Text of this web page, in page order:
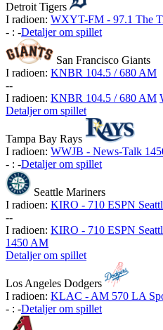
Detroit Tigers
I radioen: WXYT-FM - 97.1 The
- : -Detaljer om spillet
San Francisco Giants
I radioen: KNBR 104.5 / 680 AM
--
I radioen: KNBR 104.5 / 680 AM
Detaljer om spillet
Tampa Bay Rays
I radioen: WWJB - News-Talk
- : -Detaljer om spillet
Seattle Mariners
I radioen: KIRO - 710 ESPN
--
I radioen: KIRO - 710 ESPN
1450 AM
Detaljer om spillet
Los Angeles Dodgers
I radioen: KLAC - AM 570 LA
- : -Detaljer om spillet